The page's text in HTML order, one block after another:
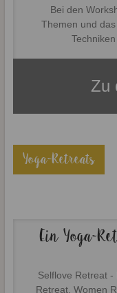
Bei den
Themen und
Zu
Yoga-Retreats
Ein Yoga-
Selflove Retreat
Retreat, Women